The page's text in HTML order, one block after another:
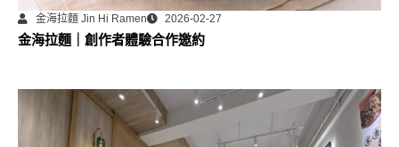
金海拉麵 Jin Hi Ramen 2026-02-27
金海拉麵｜創作者體驗合作邀約